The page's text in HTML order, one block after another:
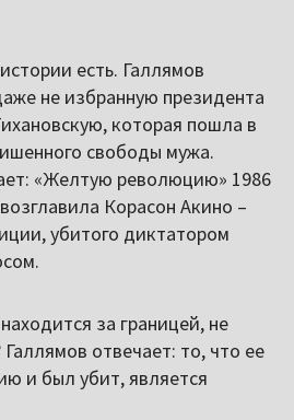
есть. Галлямов
не избранную президента
которая пошла в
свободы мужа.
«Желтую революцию» 1986
Корасон Акино –
убитого диктатором
за границей, не
отвечает: то, что ее
и был убит, является